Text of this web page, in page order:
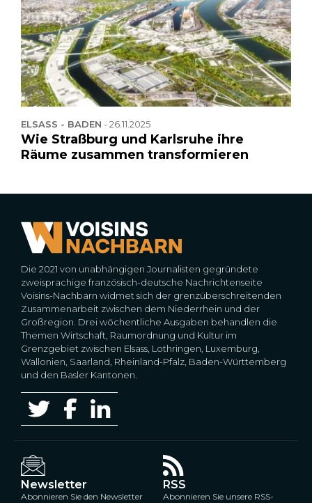
ELSASS - BADEN -26.11.2025
Wie Straßburg und Karlsruhe ihre
Räume zusammen transformieren
Die 2021 von unabhängigen Journalisten gegründete
zweisprachige französisch-deutsche Nachrichtenseite
Voisins-Nachbarn widmet sich der grenzüberschreitenden
Zusammenarbeit zwischen dem Niederrhein und der
Großregion. Drei wöchentliche Ausgaben behandlen die
Themen Wirtschaft, Raumordnung und Kultur im
Grenzgebiet zwischen Elsass, Lothringen, Luxemburg,
Wallonien, Saarland, Rheinland-Pfalz, Baden-Württemberg
und den Basler Kantonen.
Newsletter
Abonnieren Sie den Newsletter
RSS
Abonnieren Sie unsere RSS-